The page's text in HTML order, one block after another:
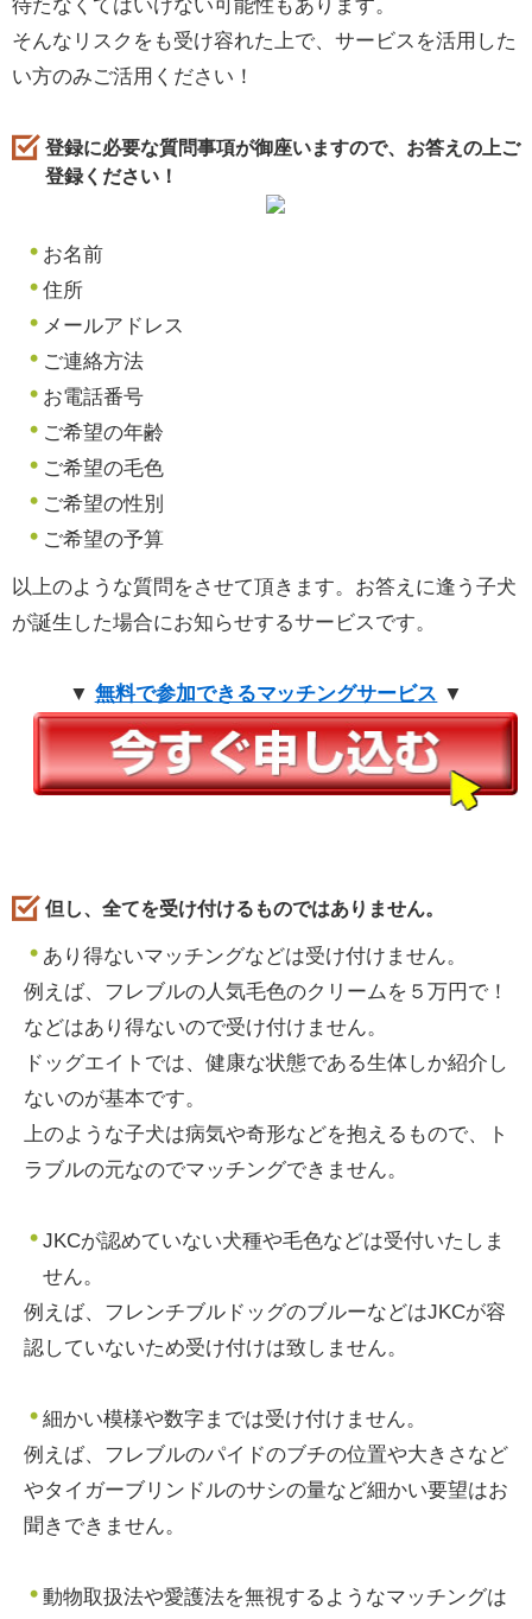
待たなくてはいけない可能性もあります。
そんなリスクをも受け容れた上で、サービスを活用した
い方のみご活用ください！
登録に必要な質問事項が御座いますので、お答えの上ご
登録ください！
お名前
住所
メールアドレス
ご連絡方法
お電話番号
ご希望の年齢
ご希望の毛色
ご希望の性別
ご希望の予算
以上のような質問をさせて頂きます。お答えに逢う子犬
が誕生した場合にお知らせするサービスです。
▼ 無料で参加できるマッチングサービス ▼
但し、全てを受け付けるものではありません。
あり得ないマッチングなどは受け付けません。
例えば、フレブルの人気毛色のクリームを５万円で！
などはあり得ないので受け付けません。
ドッグエイトでは、健康な状態である生体しか紹介し
ないのが基本です。
上のような子犬は病気や奇形などを抱えるもので、ト
ラブルの元なのでマッチングできません。
JKCが認めていない犬種や毛色などは受付いたしま
せん。
例えば、フレンチブルドッグのブルーなどはJKCが容
認していないため受け付けは致しません。
細かい模様や数字までは受け付けません。
例えば、フレブルのパイドのブチの位置や大きさなど
やタイガーブリンドルのサシの量など細かい要望はお
聞きできません。
動物取扱法や愛護法を無視するようなマッチングは